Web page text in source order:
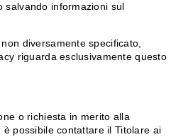
salvando informazioni sul
diversamente specificato,
riguarda esclusivamente questo
o richiesta in merito alla
è possibile contattare il Titolare ai